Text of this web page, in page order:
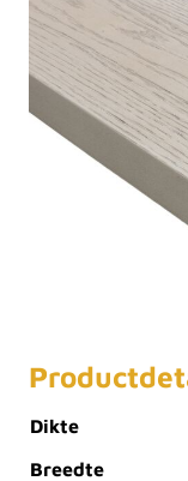
De Millboard
combineren de
met de voordelen
Dankzij de
planken een
kleurvast,
houtnerf en
Grain de ideale
Dikte
Breedte